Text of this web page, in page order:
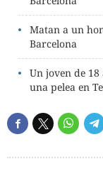
Matan a un
Barcelona
Un joven de
una pelea en